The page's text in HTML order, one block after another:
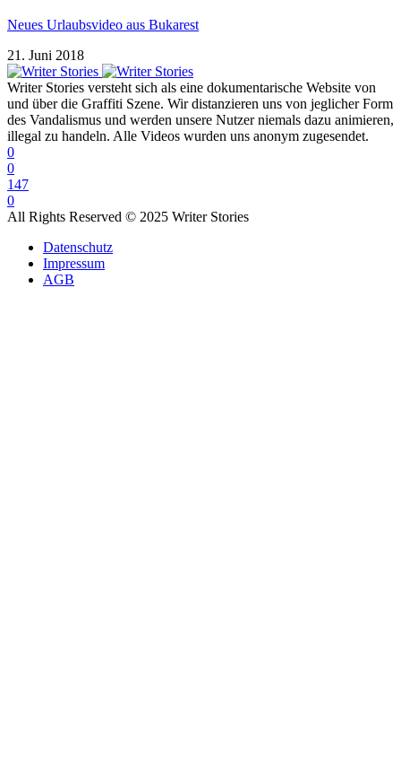
Neues Urlaubsvideo aus Bukarest
21. Juni 2018
Writer Stories versteht sich als eine dokumentarische Website von
und über die Graffiti Szene. Wir distanzieren uns von jeglicher Form
des Vandalismus und werden unsere Nutzer niemals dazu animieren,
illegal zu handeln. Alle Videos wurden uns anonym zugesendet.
0
0
147
0
All Rights Reserved © 2025 Writer Stories
Datenschutz
Impressum
AGB